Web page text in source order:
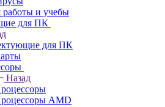
и учебы
для ПК
для ПК
Назад
AMD